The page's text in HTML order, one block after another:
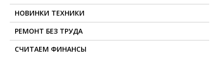
НОВИНКИ ТЕХНИКИ
РЕМОНТ БЕЗ ТРУДА
СЧИТАЕМ ФИНАНСЫ